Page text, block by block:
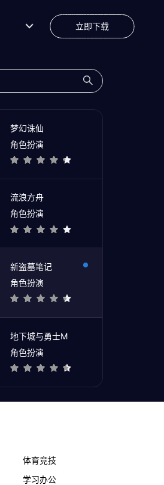
立即下载
梦幻诛仙
角色扮演
流浪方舟
角色扮演
新盗墓笔记
角色扮演
地下城与勇士M
角色扮演
体育竞技
学习办公